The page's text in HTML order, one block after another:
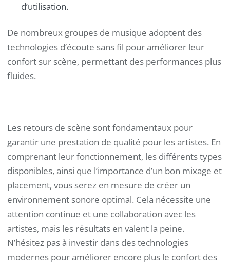
d’utilisation.
De nombreux groupes de musique adoptent des
technologies d’écoute sans fil pour améliorer leur
confort sur scène, permettant des performances plus
fluides.
Les retours de scène sont fondamentaux pour
garantir une prestation de qualité pour les artistes. En
comprenant leur fonctionnement, les différents types
disponibles, ainsi que l’importance d’un bon mixage et
placement, vous serez en mesure de créer un
environnement sonore optimal. Cela nécessite une
attention continue et une collaboration avec les
artistes, mais les résultats en valent la peine.
N’hésitez pas à investir dans des technologies
modernes pour améliorer encore plus le confort des